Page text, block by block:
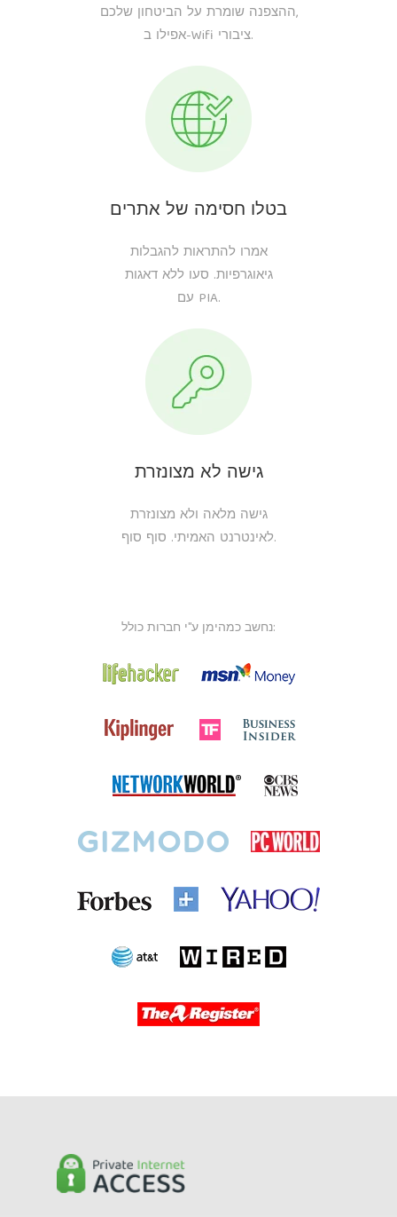
ההצפנה שומרת על הביטחון שלכם,
אפילו ב-Wifi ציבורי.
בטלו חסימה של אתרים
אמרו להתראות להגבלות
גיאוגרפיות. סעו ללא דאגות
עם PIA.
גישה לא מצונזרת
גישה מלאה ולא מצונזרת
לאינטרנט האמיתי. סוף סוף.
נחשב כמהימן ע"י חברות כולל: